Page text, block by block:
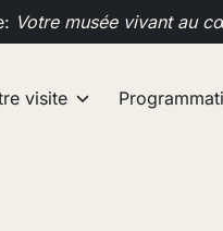
Votre musée vivant au
visite